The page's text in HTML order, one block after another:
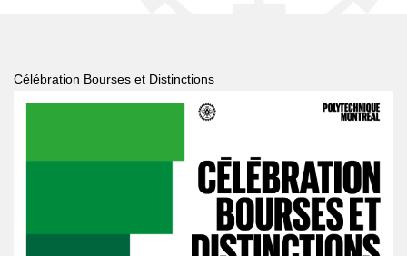
Célébration Bourses et Distinctions